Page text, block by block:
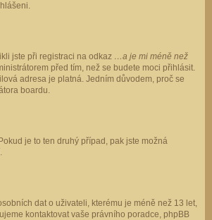
jste při registraci na odkaz …a je mi méně než
před tím, než se budete moci přihlásit.
adresa je platná. Jedním důvodem, proč se
boardu.
je to ten druhý případ, pak jste možná
dat o uživateli, kterému je méně než 13 let,
kontaktovat vaše právního poradce, phpBB